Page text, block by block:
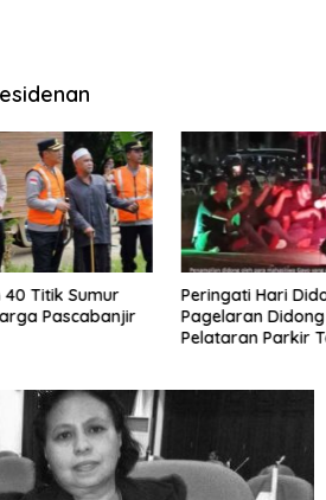
Sumur
Peringati Hari Didong,
Pagelaran Didong
Pelataran Parkir Taman